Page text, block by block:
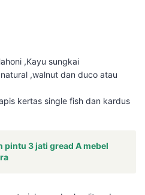
,Kayu sungkai
,walnut dan duco atau
kertas single fish dan kardus
pintu 3 jati gread A mebel